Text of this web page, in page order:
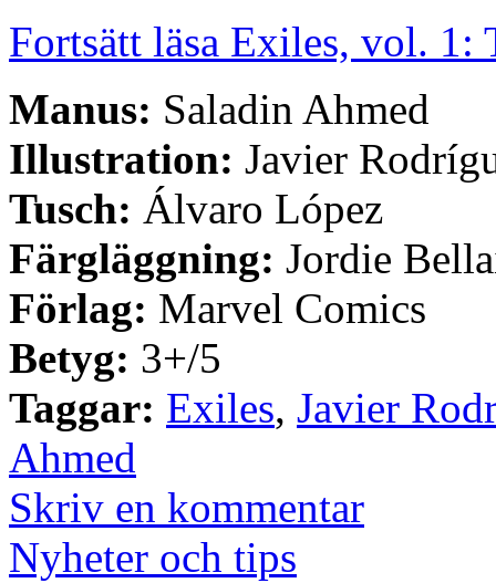
Fortsätt läsa Exiles, vol. 1:
Manus: Saladin Ahmed
Illustration: Javier
Tusch: Álvaro López
Färgläggning: Jordie
Förlag: Marvel Comics
Betyg: 3+/5
Taggar: Exiles, Javier
Ahmed
Skriv en kommentar
Nyheter och tips